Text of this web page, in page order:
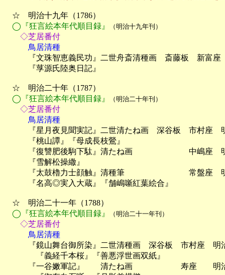
☆　明治十九年（1786）
◯『狂言絵本年代順目録』
（明治十九年刊）
◇芝居番付
鳥居清種
『文珠智恵義民功』二世舟斎清種画　斎藤板　新富座
『莩源氏陸奥日記』
☆　明治二十年（1787）
◯『狂言絵本年代順目録』
（明治二十年刊）
◇芝居番付
鳥居清種
『星月夜見聞実記』二世清たね画　深谷板　市村座　
『桃山譚』『母成長枝鶯』
『復讐肥後駒下駄』清たね画　　　　　　　中嶋座　
『雪解松操繖』
『太鼓櫓力士顔触』清種筆　　　　　　　　常盤座　
『名高◎実入大蔵』『舗嶋噺紅葉絵合』
☆　明治二十一年（1788）
◯『狂言絵本年代順目録』
（明治二十一年刊）
◇芝居番付
鳥居清種
『鏡山舞台御所染』二世清種画　深谷板　市村座　明
『義経千本桜』『善悪浮世画双紙』
『一谷嫩軍記』　　清たね画　　　　　　寿座　　明